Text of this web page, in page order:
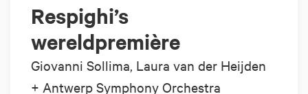
Respighi’s
wereldpremière
Giovanni Sollima, Laura van der Heijden
+ Antwerp Symphony Orchestra